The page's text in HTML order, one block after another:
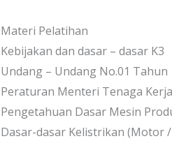
Materi Pelatihan
Kebijakan dan dasar – dasar K3
Undang – Undang No.01 Tahun
Peraturan Menteri Tenaga
Pengetahuan Dasar Mesin
Dasar-dasar Kelistrikan (Motor